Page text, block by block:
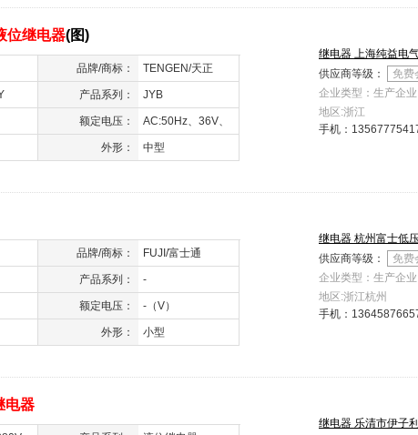
位继电器(图)
品牌/商标： TENGEN/天正
产品系列： JYB
额定电压：
AC:50Hz、36V、
110V、127V、
外形： 中型
继电器 上海纯益电
供应商等级：
免费
企业类型：生产企业
地区:浙江
手机：
品牌/商标： FUJI/富士通
产品系列： -
额定电压： -（V）
外形： 小型
继电器 杭州富士低
供应商等级：
免费
企业类型：生产企业
地区:浙江杭州
手机：
电器
继电器 乐清市伊子